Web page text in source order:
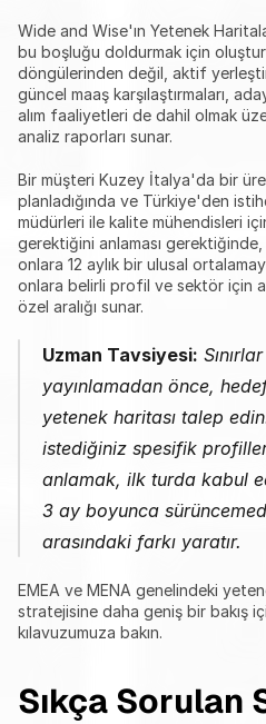
Wide and Wise'ın Yetenek
bu boşluğu doldurmak için
döngülerinden değil, aktif
güncel maaş karşılaştırmaları,
alım faaliyetleri de dahil olmak
analiz raporları sunar.
Bir müşteri Kuzey İtalya'da bir
planladığında ve Türkiye'den
müdürleri ile kalite mühendisleri
gerektiğini anlaması
onlara 12 aylık bir ulusal
onlara belirli profil ve sektör için
özel aralığı sunar.
Uzman Tavsiyesi:
yayınlamadan önce,
yetenek haritası talep
istediğiniz spesifik
anlamak, ilk turda kabul
3 ay boyunca
arasındaki farkı yaratır.
EMEA ve MENA genelindeki
stratejisine daha geniş bir bakış
kılavuzumuza bakın.
Sıkça Sorulan